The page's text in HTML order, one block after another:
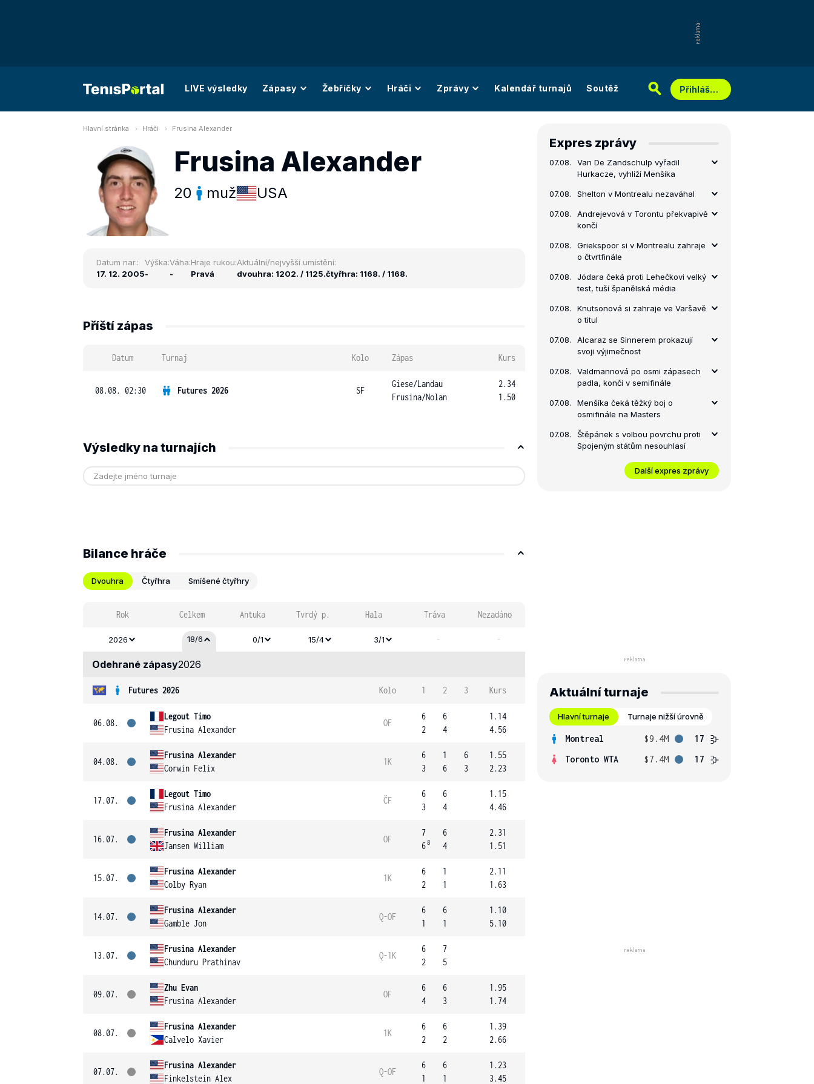
LIVE výsledky Zápasy Žebříčky Hráči Zprávy Kalendář turnajů Soutěž Přihlášení
Hlavní stránka Hráči Frusina Alexander
Frusina Alexander
20 muž USA
Datum nar.:
17. 12. 2005
Výška:
-
Váha:
-
Hraje rukou:
Pravá
Aktuální/nejvyšší umístění:
dvouhra: 1202. / 1125.čtyřhra: 1168. / 1168.
Příští zápas
Datum Turnaj Kolo Zápas Kurs
08.08. 02:30 Futures 2026 SF
Giese/Landau
Frusina/Nolan
2.34
1.50
Výsledky na turnajích
Bilance hráče
Dvouhra Čtyřhra Smíšené čtyřhry
Rok Celkem Antuka Tvrdý p. Hala Tráva Nezadáno
2026 18/6 0/1 15/4 3/1 - -
Odehrané zápasy2026
Futures 2026 Kolo 1 2 3 Kurs
06.08.
Legout Timo
Frusina Alexander
OF
6
2
6
4
1.14
4.56
04.08.
Frusina Alexander
Corwin Felix
1K
6
3
1
6
6
3
1.55
2.23
17.07.
Legout Timo
Frusina Alexander
ČF
6
3
6
4
1.15
4.46
16.07.
Frusina Alexander
Jansen William
OF
7
68
6
4
2.31
1.51
15.07.
Frusina Alexander
Colby Ryan
1K
6
2
1
1
2.11
1.63
14.07.
Frusina Alexander
Gamble Jon
Q-OF
6
1
6
1
1.10
5.10
13.07.
Frusina Alexander
Chunduru Prathinav
Q-1K
6
2
7
5
09.07.
Zhu Evan
Frusina Alexander
OF
6
4
6
3
1.95
1.74
08.07.
Frusina Alexander
Calvelo Xavier
1K
6
2
6
2
1.39
2.66
07.07.
Frusina Alexander
Finkelstein Alex
Q-OF
6
1
6
1
1.23
3.45
Expres zprávy
07.08.
Van De Zandschulp vyřadil
Hurkacze, vyhlíží Menšíka
07.08. Shelton v Montrealu nezaváhal
07.08.
Andrejevová v Torontu překvapivě
končí
07.08.
Griekspoor si v Montrealu zahraje
o čtvrtfinále
07.08.
Jódara čeká proti Lehečkovi velký
test, tuší španělská média
07.08.
Knutsonová si zahraje ve Varšavě
o titul
07.08.
Alcaraz se Sinnerem prokazují
svoji výjimečnost
07.08.
Valdmannová po osmi zápasech
padla, končí v semifinále
07.08.
Menšíka čeká těžký boj o
osmifinále na Masters
07.08.
Štěpánek s volbou povrchu proti
Spojeným státům nesouhlasí
Další expres zprávy
Aktuální turnaje
Hlavní turnaje Turnaje nižší úrovně
Montreal $9.4M
17
Toronto WTA
$7.4M 17